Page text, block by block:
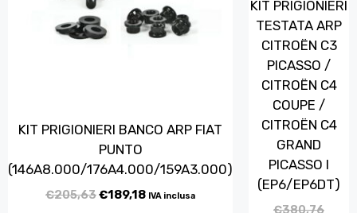
KIT PRIGIONIERI BANCO ARP FIAT
PUNTO
(146A8.000/176A4.000/159A3.000)
€205,63€189,18 IVA inclusa
KIT PRIGIONIERI
TESTATA ARP
CITROËN C3
PICASSO /
CITROËN C4
COUPE /
CITROËN C4
GRAND
PICASSO I
(EP6/EP6DT)
€380,76